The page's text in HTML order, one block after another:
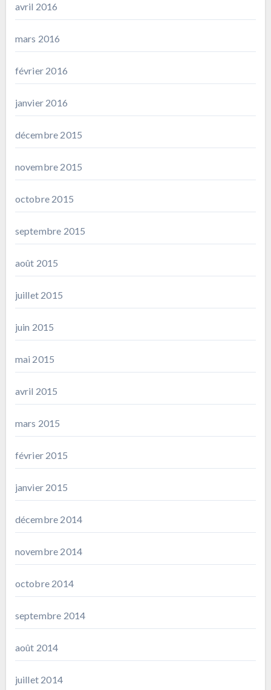
avril 2016
mars 2016
février 2016
janvier 2016
décembre 2015
novembre 2015
octobre 2015
septembre 2015
août 2015
juillet 2015
juin 2015
mai 2015
avril 2015
mars 2015
février 2015
janvier 2015
décembre 2014
novembre 2014
octobre 2014
septembre 2014
août 2014
juillet 2014